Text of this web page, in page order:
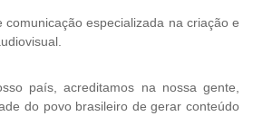
comunicação especializada na criação e
país, acreditamos na nossa gente,
do povo brasileiro de gerar conteúdo